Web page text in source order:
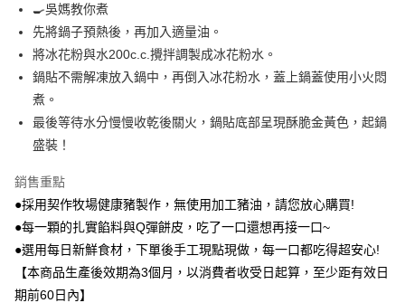
🍳吳媽教你煮
先將鍋子預熱後，再加入適量油。
將冰花粉與水200c.c.攪拌調製成冰花粉水。
鍋貼不需解凍放入鍋中，再倒入冰花粉水，蓋上鍋蓋使用小火悶
煮。
最後等待水分慢慢收乾後關火，鍋貼底部呈現酥脆金黃色，起鍋
盛裝！
銷售重點
●採用契作牧場健康豬製作，無使用加工豬油，請您放心購買!
●每一顆的扎實餡料與Q彈餅皮，吃了一口還想再接一口~
●選用每日新鮮食材，下單後手工現點現做，每一口都吃得超安心!
【本商品生產後效期為3個月，以消費者收受日起算，至少距有效日
期前60日內】